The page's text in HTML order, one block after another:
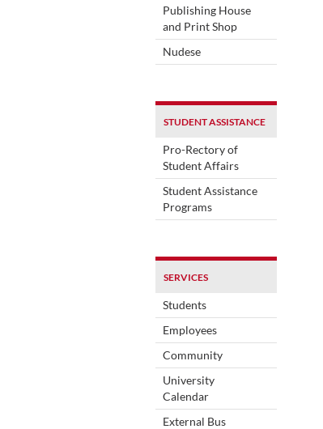
Publishing House
and Print Shop
Nudese
STUDENT ASSISTANCE
Pro-Rectory of
Student Affairs
Student Assistance
Programs
SERVICES
Students
Employees
Community
University
Calendar
External Bus